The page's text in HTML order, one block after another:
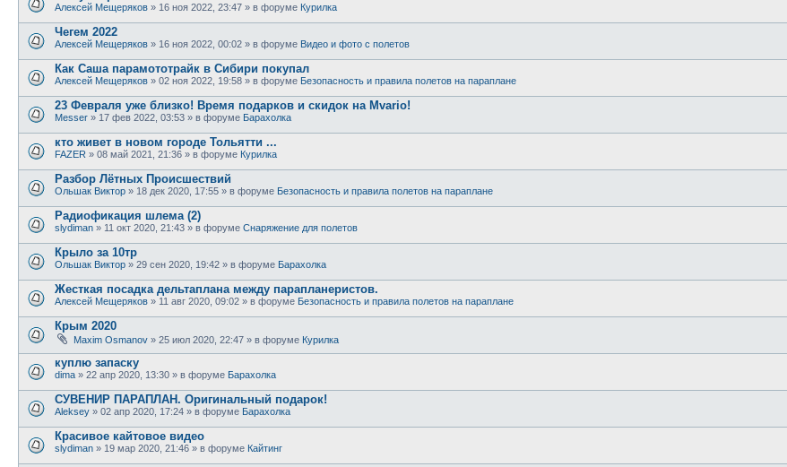
Алексей Мещеряков » 16 ноя 2022, 23:47 » в форуме Курилка
Чегем 2022
Алексей Мещеряков » 16 ноя 2022, 00:02 » в форуме Видео и фото с полетов
Как Саша парамототрайк в Сибири покупал
Алексей Мещеряков » 02 ноя 2022, 19:58 » в форуме Безопасность и правила полетов на параплане
23 Февраля уже близко! Время подарков и скидок на Mvario!
Messer » 17 фев 2022, 03:53 » в форуме Барахолка
кто живет в новом городе Тольятти ...
FAZER » 08 май 2021, 21:36 » в форуме Курилка
Разбор Лётных Происшествий
Ольшак Виктор » 18 дек 2020, 17:55 » в форуме Безопасность и правила полетов на параплане
Радиофикация шлема (2)
slydiman » 11 окт 2020, 21:43 » в форуме Снаряжение для полетов
Крыло за 10тр
Ольшак Виктор » 29 сен 2020, 19:42 » в форуме Барахолка
Жесткая посадка дельтаплана между парапланеристов.
Алексей Мещеряков » 11 авг 2020, 09:02 » в форуме Безопасность и правила полетов на параплане
Крым 2020
Maxim Osmanov » 25 июл 2020, 22:47 » в форуме Курилка
куплю запаску
dima » 22 апр 2020, 13:30 » в форуме Барахолка
СУВЕНИР ПАРАПЛАН. Оригинальный подарок!
Aleksey » 02 апр 2020, 17:24 » в форуме Барахолка
Красивое кайтовое видео
slydiman » 19 мар 2020, 21:46 » в форуме Кайтинг